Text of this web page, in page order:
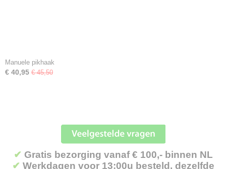
Manuele pikhaak
€ 40,95 € 45,50
✔ Gratis bezorging vanaf € 100,- binnen NL
✔ Werkdagen voor 13:00u besteld, dezelfde